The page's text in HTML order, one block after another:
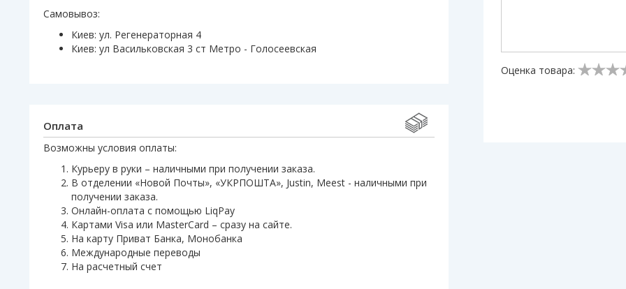
Самовывоз:
Киев: ул. Регенераторная 4
Киев: ул Васильковская 3 ст Метро - Голосеевская
Оплата
Возможны условия оплаты:
Курьеру в руки – наличными при получении заказа.
В отделении «Новой Почты», «УКРПОШТА», Justin, Meest - наличными при
получении заказа.
Онлайн-оплата с помощью LiqPay
Картами Visa или MasterCard – сразу на сайте.
На карту Приват Банка, Монобанка
Международные переводы
На расчетный счет
Оценка товара: